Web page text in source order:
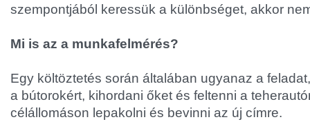
szempontjából keressük a különbséget, akkor
Mi is az a munkafelmérés?
Egy költöztetés során általában ugyanaz a
a bútorokért, kihordani őket és feltenni a
célállomáson lepakolni és bevinni az új címre.